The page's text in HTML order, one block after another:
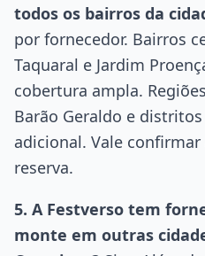
todos os bairros da
por fornecedor. Bairros
Taquaral e Jardim
cobertura ampla.
Barão Geraldo e
adicional. Vale
reserva.
5. A Festverso tem
monte em outras